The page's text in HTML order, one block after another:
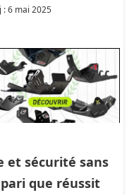
: 6 mai 2025
et sécurité sans
que réussit